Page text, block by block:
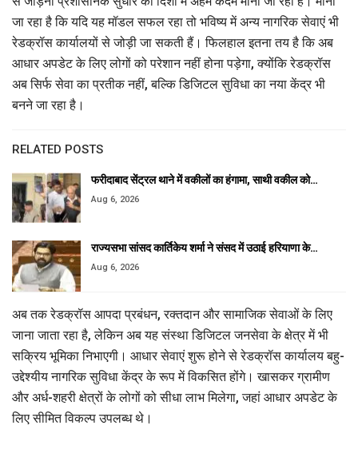
जा रहा है कि यदि यह मॉडल सफल रहा तो भविष्य में अन्य नागरिक सेवाएं भी
रेडक्रॉस कार्यालयों से जोड़ी जा सकती हैं। फिलहाल इतना तय है कि अब
आधार अपडेट के लिए लोगों को परेशान नहीं होना पड़ेगा, क्योंकि रेडक्रॉस
अब सिर्फ सेवा का प्रतीक नहीं, बल्कि डिजिटल सुविधा का नया केंद्र भी
बनने जा रहा है।
RELATED POSTS
फरीदाबाद सेंट्रल थाने में वकीलों का हंगामा, साथी वकील को…
Aug 6, 2026
राज्यसभा सांसद कार्तिकेय शर्मा ने संसद में उठाई हरियाणा के…
Aug 6, 2026
अब तक रेडक्रॉस आपदा प्रबंधन, रक्तदान और सामाजिक सेवाओं के लिए
जाना जाता रहा है, लेकिन अब यह संस्था डिजिटल जनसेवा के क्षेत्र में भी
सक्रिय भूमिका निभाएगी। आधार सेवाएं शुरू होने से रेडक्रॉस कार्यालय बहु-
उद्देश्यीय नागरिक सुविधा केंद्र के रूप में विकसित होंगे। खासकर ग्रामीण
और अर्ध-शहरी क्षेत्रों के लोगों को सीधा लाभ मिलेगा, जहां आधार अपडेट के
लिए सीमित विकल्प उपलब्ध थे।